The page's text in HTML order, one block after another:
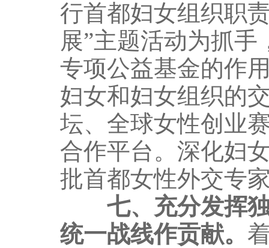
行首都妇女组织职
展”主题活动为抓手
专项公益基金的作
妇女和妇女组织的
坛、全球女性创业
合作平台。深化妇
批首都女性外交专
七、充分发挥
统一战线作贡献。